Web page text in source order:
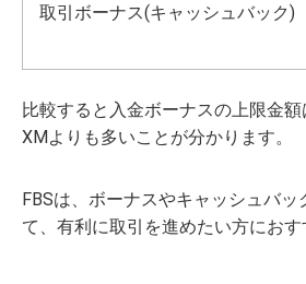
取引ボーナス(キャッシュバック)
比較すると入金ボーナスの上限金
XMよりも多いことが分かります。
FBSは、ボーナスやキャッシュバッ
て、有利に取引を進めたい方におす